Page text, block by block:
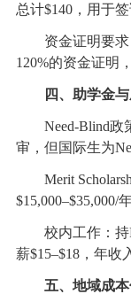
总计$140，用于
资金证明要求
120%的资金证明
四、助学金与
Need-Blind政
审，但国际生为
Merit
$15,000–$35,000/
校内工作：持
薪$15–$18，年收
五、地域成本